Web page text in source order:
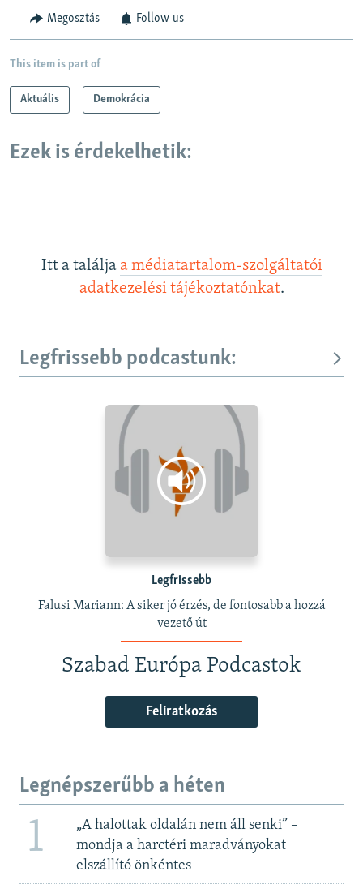
Megosztás Follow us
This item is part of
Aktuális Demokrácia
Ezek is érdekelhetik:
Itt a találja a médiatartalom-szolgáltatói
adatkezelési tájékoztatónkat.
Legfrissebb podcastunk:
Legfrissebb
Falusi Mariann: A siker jó érzés, de fontosabb a hozzá
vezető út
Szabad Európa Podcastok
Feliratkozás
Legnépszerűbb a héten
1
„A halottak oldalán nem áll senki” –
mondja a harctéri maradványokat
elszállító önkéntes